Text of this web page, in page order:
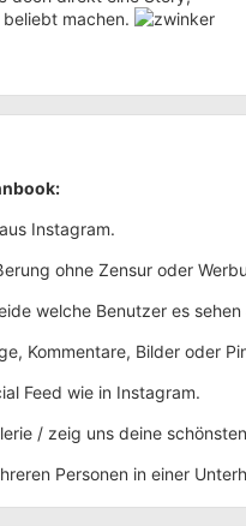
machen.
Instagram.
ohne Zensur oder
welche Benutzer es
Kommentare, Bilder oder
Feed wie in Instagram.
/ zeig uns deine
Personen in einer